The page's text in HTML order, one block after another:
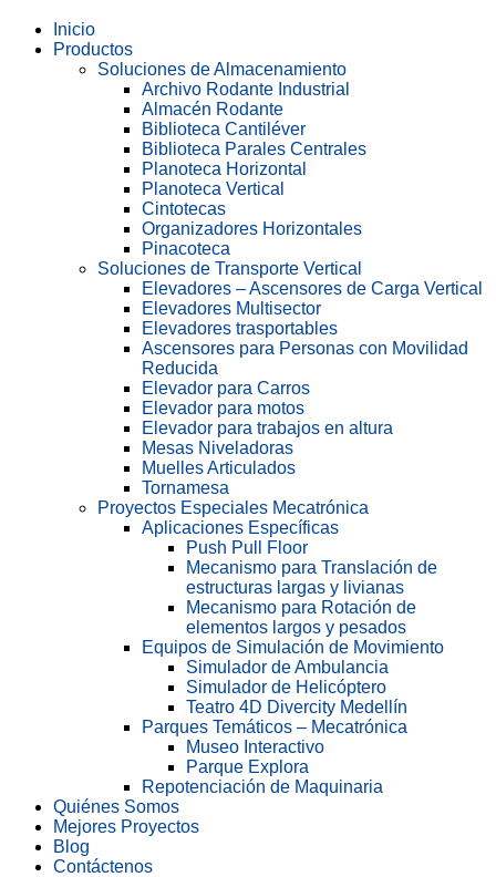
Inicio
Productos
Soluciones de Almacenamiento
Archivo Rodante Industrial
Almacén Rodante
Biblioteca Cantiléver
Biblioteca Parales Centrales
Planoteca Horizontal
Planoteca Vertical
Cintotecas
Organizadores Horizontales
Pinacoteca
Soluciones de Transporte Vertical
Elevadores – Ascensores de Carga Vertical
Elevadores Multisector
Elevadores trasportables
Ascensores para Personas con Movilidad
Reducida
Elevador para Carros
Elevador para motos
Elevador para trabajos en altura
Mesas Niveladoras
Muelles Articulados
Tornamesa
Proyectos Especiales Mecatrónica
Aplicaciones Específicas
Push Pull Floor
Mecanismo para Translación de
estructuras largas y livianas
Mecanismo para Rotación de
elementos largos y pesados
Equipos de Simulación de Movimiento
Simulador de Ambulancia
Simulador de Helicóptero
Teatro 4D Divercity Medellín
Parques Temáticos – Mecatrónica
Museo Interactivo
Parque Explora
Repotenciación de Maquinaria
Quiénes Somos
Mejores Proyectos
Blog
Contáctenos